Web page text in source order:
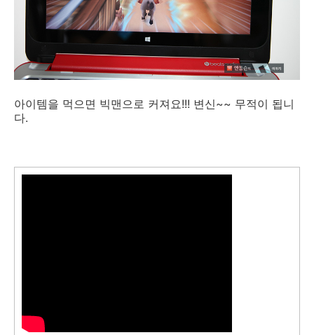
아이템을 먹으면 빅맨으로 커져요!!! 변신~~ 무적이 됩니
다.